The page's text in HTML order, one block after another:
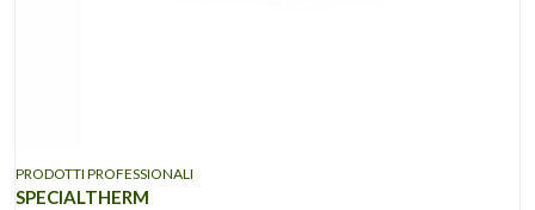
PRODOTTI PROFESSIONALI
SPECIALTHERM